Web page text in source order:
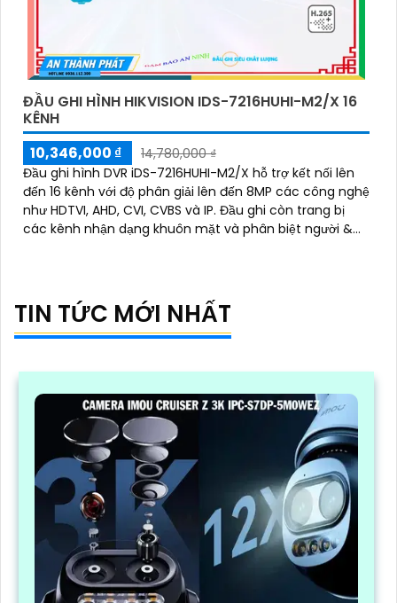
ĐẦU GHI HÌNH HIKVISION IDS-7216HUHI-M2/X 16
KÊNH
10,346,000 ₫
14,780,000 ₫
Đầu ghi hình DVR iDS-7216HUHI-M2/X hỗ trợ kết nối lên
đến 16 kênh với độ phân giải lên đến 8MP các công nghệ
như HDTVI, AHD, CVI, CVBS và IP. Đầu ghi còn trang bị
các kênh nhận dạng khuôn mặt và phân biệt người &
TIN TỨC MỚI NHẤT